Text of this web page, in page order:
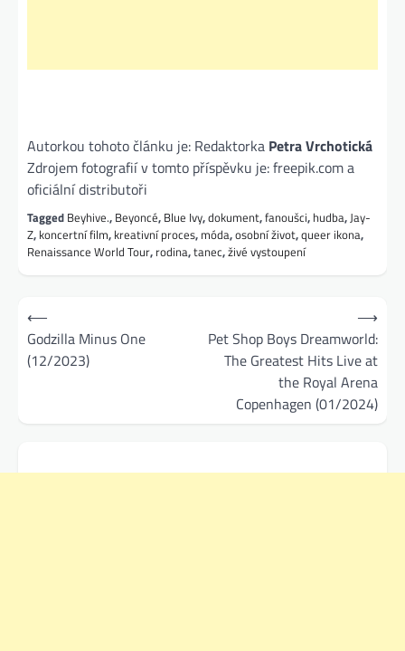
Autorkou tohoto článku je: Redaktorka Petra Vrchotická
Zdrojem fotografií v tomto příspěvku je: freepik.com a
oficiální distributoři
Tagged Beyhive., Beyoncé, Blue Ivy,dokument,fanoušci, hudba,Jay-
Z, koncertní film, kreativní proces, móda,osobní život,queer ikona,
Renaissance World Tour, rodina,tanec,živé vystoupení
Navigace
pro
příspěvek
⟵
Godzilla Minus One
(12/2023)
Pet Shop Boys Dreamworld:
The Greatest Hits Live at
the Royal Arena
Copenhagen (01/2024)
⟶